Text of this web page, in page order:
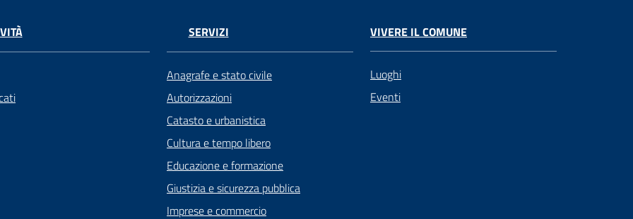
SERVIZI
Anagrafe e stato civile
Autorizzazioni
Catasto e urbanistica
Cultura e tempo libero
Educazione e formazione
Giustizia e sicurezza pubblica
Imprese e commercio
VIVERE IL COMUNE
Luoghi
Eventi